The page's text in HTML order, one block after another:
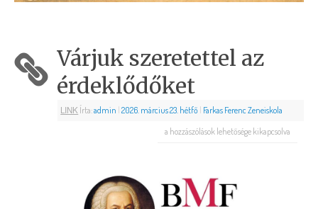
Várjuk szeretettel az
érdeklődőket
LINK Írta:admin 2026. március 23. hétfő Farkas Ferenc Zeneiskola
a hozzászólások lehetősége kikapcsolva